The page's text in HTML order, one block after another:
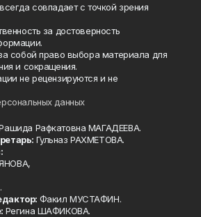
совпадает с точкой зрения
за достоверность
собой право выбора материала для
и сокращения.
не рецензируются и не
данных
Рафкатовна МАГАДЕЕВА.
Гульназ РАХМЕТОВА.
Факил МУСТАФИН.
Регина ШАФИКОВА.